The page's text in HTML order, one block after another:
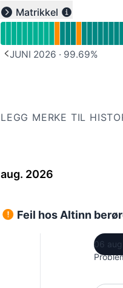
Expand group
Matrikkel
Les oppetidsgraf til
JUNI 2026 · 99.69%
PREVIOUS PAGE
LEGG MERKE TIL
aug. 2026
Feil hos Altinn
06